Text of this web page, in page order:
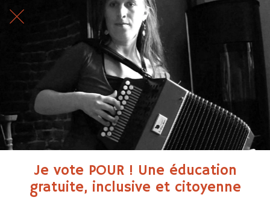
Je vote POUR ! Une éducation
gratuite, inclusive et citoyenne